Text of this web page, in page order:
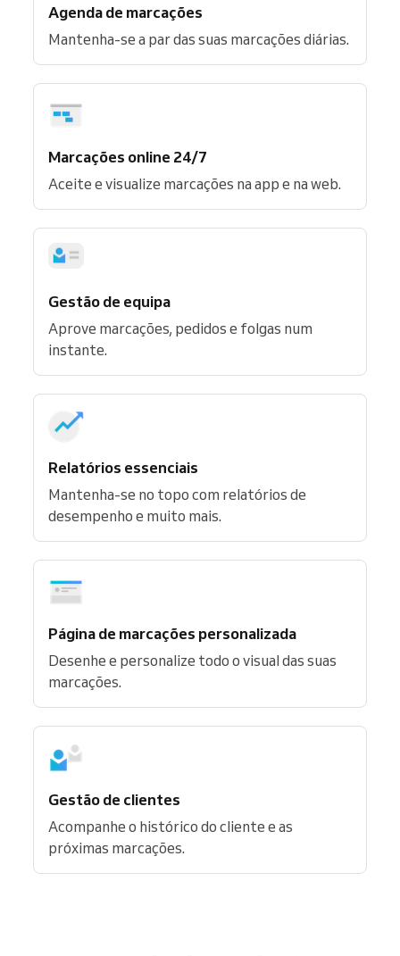
Agenda de marcações
Mantenha-se a par das suas marcações diárias.
Marcações online 24/7
Aceite e visualize marcações na app e na web.
Gestão de equipa
Aprove marcações, pedidos e folgas num
instante.
Relatórios essenciais
Mantenha-se no topo com relatórios de
desempenho e muito mais.
Página de marcações personalizada
Desenhe e personalize todo o visual das suas
marcações.
Gestão de clientes
Acompanhe o histórico do cliente e as
próximas marcações.